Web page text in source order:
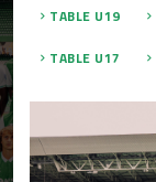
TABLE U19
TABLE U17